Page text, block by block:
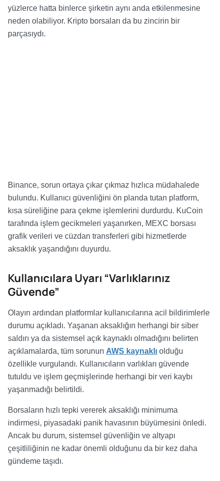
yüzlerce hatta binlerce şirketin aynı anda etkilenmesine
neden olabiliyor. Kripto borsaları da bu zincirin bir
parçasıydı.
Binance, sorun ortaya çıkar çıkmaz hızlıca müdahalede
bulundu. Kullanıcı güvenliğini ön planda tutan platform,
kısa süreliğine para çekme işlemlerini durdurdu. KuCoin
tarafında işlem gecikmeleri yaşanırken, MEXC borsası
grafik verileri ve cüzdan transferleri gibi hizmetlerde
aksaklık yaşandığını duyurdu.
Kullanıcılara Uyarı “Varlıklarınız
Güvende”
Olayın ardından platformlar kullanıcılarına acil bildirimlerle
durumu açıkladı. Yaşanan aksaklığın herhangi bir siber
saldırı ya da sistemsel açık kaynaklı olmadığını belirten
açıklamalarda, tüm sorunun AWS kaynaklı olduğu
özellikle vurgulandı. Kullanıcıların varlıkları güvende
tutuldu ve işlem geçmişlerinde herhangi bir veri kaybı
yaşanmadığı belirtildi.
Borsaların hızlı tepki vererek aksaklığı minimuma
indirmesi, piyasadaki panik havasının büyümesini önledi.
Ancak bu durum, sistemsel güvenliğin ve altyapı
çeşitliliğinin ne kadar önemli olduğunu da bir kez daha
gündeme taşıdı.